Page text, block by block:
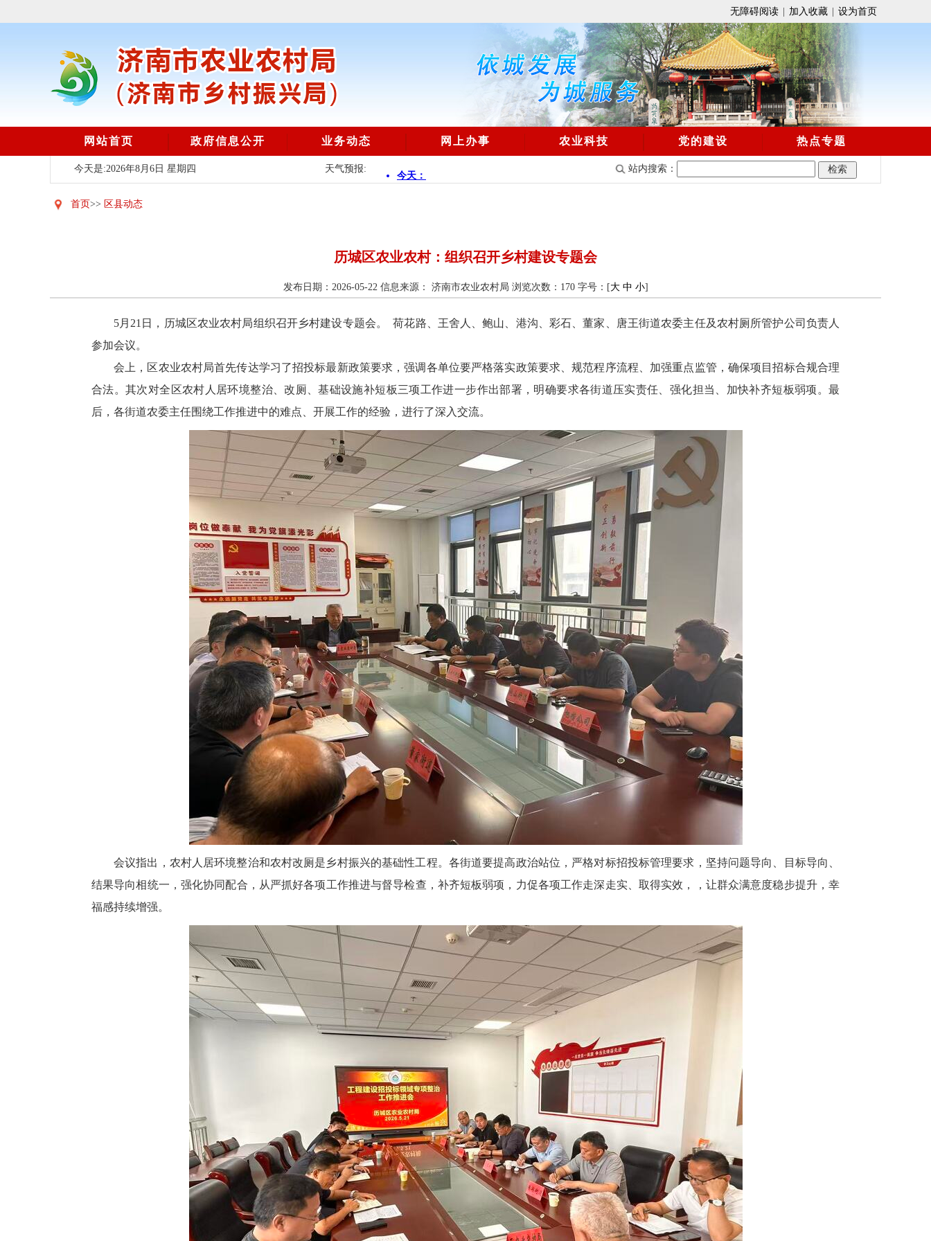
无障碍阅读 加入收藏 设为首页
网站首页 政府信息公开 业务动态 网上办事 农业科技 党的建设 热点专题
今天是:2026年8月6日 星期四 天气预报: 站内搜索：
首页>> 区县动态
历城区农业农村：组织召开乡村建设专题会
发布日期：2026-05-22 信息来源： 济南市农业农村局 浏览次数： 170 字号：[大 中 小]
5月21日，历城区农业农村局组织召开乡村建设专题会。 荷花路、王舍人、鲍山、港沟、彩石、董家、唐王街道农委主任及农村厕所管护公司负责人
参加会议。
会上，区农业农村局首先传达学习了招投标最新政策要求，强调各单位要严格落实政策要求、规范程序流程、加强重点监管，确保项目招标合规合理
合法。其次对全区农村人居环境整治、改厕、基础设施补短板三项工作进一步作出部署，明确要求各街道压实责任、强化担当、加快补齐短板弱项。最
后，各街道农委主任围绕工作推进中的难点、开展工作的经验，进行了深入交流。
会议指出，农村人居环境整治和农村改厕是乡村振兴的基础性工程。各街道要提高政治站位，严格对标招投标管理要求，坚持问题导向、目标导向、
结果导向相统一，强化协同配合，从严抓好各项工作推进与督导检查，补齐短板弱项，力促各项工作走深走实、取得实效，，让群众满意度稳步提升，幸
福感持续增强。